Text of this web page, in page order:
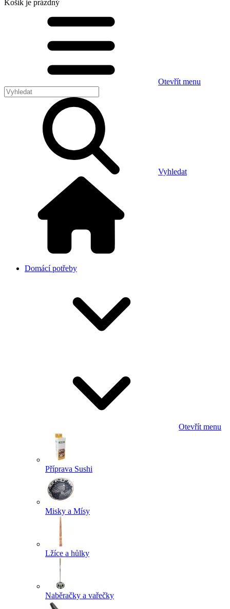
Košík je prázdný
Otevřít menu
Vyhledat
Domácí potřeby
Otevřít menu
Příprava Sushi
Misky a Mísy
Lžíce a hůlky
Naběračky a vařečky